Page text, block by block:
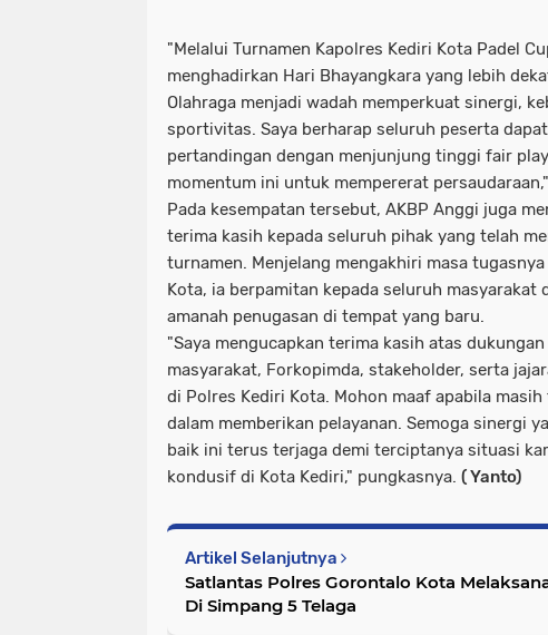
"Melalui Turnamen Kapolres Kediri Kota Padel
menghadirkan Hari Bhayangkara yang lebih
Olahraga menjadi wadah memperkuat sinergi,
sportivitas. Saya berharap seluruh peserta
pertandingan dengan menjunjung tinggi fair
momentum ini untuk mempererat
Pada kesempatan tersebut, AKBP Anggi juga
terima kasih kepada seluruh pihak yang telah
turnamen. Menjelang mengakhiri masa
Kota, ia berpamitan kepada seluruh masyarakat
amanah penugasan di tempat yang baru.
"Saya mengucapkan terima kasih atas
masyarakat, Forkopimda, stakeholder, serta
di Polres Kediri Kota. Mohon maaf apabila
dalam memberikan pelayanan. Semoga sinergi
baik ini terus terjaga demi terciptanya situasi
kondusif di Kota Kediri," pungkasnya. ( Yanto)
Artikel Selanjutnya
Satlantas Polres Gorontalo Kota
Di Simpang 5 Telaga